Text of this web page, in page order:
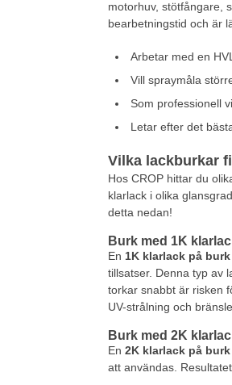
motorhuv, stötfångare,
bearbetningstid och är
Arbetar med en
Vill spraymåla
Som professionell
Letar efter det
Vilka lackburkar
Hos CROP hittar du
klarlack i olika
detta nedan!
Burk med 1K
En 1K klarlack på burk
tillsatser. Denna typ av
torkar snabbt är risken
UV-strålning och
Burk med 2K
En 2K klarlack på burk
att användas.